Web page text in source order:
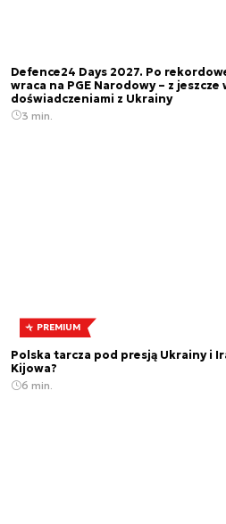
Defence24 Days 2027. Po
wraca na PGE Narodowy – z jeszcze
doświadczeniami z Ukrainy
3 min.
PREMIUM
Polska tarcza pod presją Ukrainy i
Kijowa?
6 min.